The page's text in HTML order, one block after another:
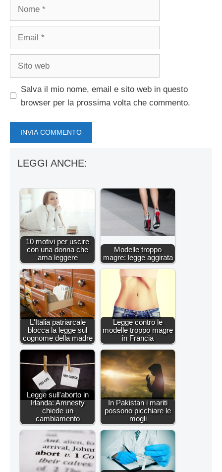
Salva il mio nome, email e sito web in questo
browser per la prossima volta che commento.
LEGGI ANCHE:
10 motivi per uscire
con una donna che
ama leggere
Modelle troppo
magre: legge aggirata
L'Italia patriarcale
blocca la legge sul
cognome della madre
Legge contro le
modelle troppo magre
in Francia
Legge sull'aborto in
Irlanda: Amnesty
chiede un
cambiamento
In Pakistan i mariti
possono picchiare le
mogli